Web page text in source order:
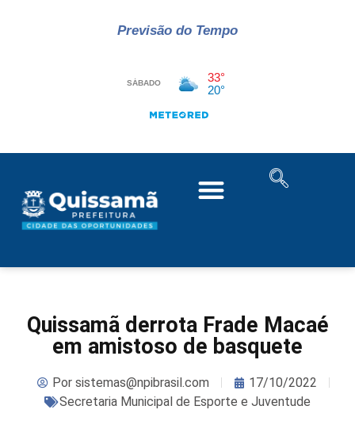
Previsão do Tempo
Quissamã derrota Frade Macaé
em amistoso de basquete
Por sistemas@npibrasil.com
17/10/2022
Secretaria Municipal de Esporte e Juventude